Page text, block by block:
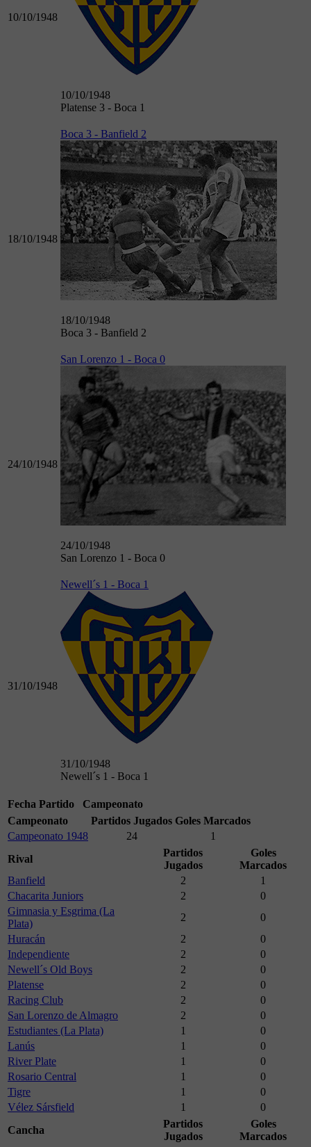
10/10/1948
10/10/1948
Platense 3 - Boca 1
18/10/1948
Boca 3 - Banfield 2
18/10/1948
Boca 3 - Banfield 2
24/10/1948
San Lorenzo 1 - Boca 0
24/10/1948
San Lorenzo 1 - Boca 0
31/10/1948
Newell´s 1 - Boca 1
31/10/1948
Newell´s 1 - Boca 1
Fecha Partido
Campeonato
Campeonato
Partidos Jugados Goles Marcados
Campeonato 1948
24
1
Rival
Partidos
Jugados
Goles
Marcados
Banfield
2
1
Chacarita Juniors
2
0
Gimnasia y Esgrima (La
Plata)
2
0
Huracán
2
0
Independiente
2
0
Newell´s Old Boys
2
0
Platense
2
0
Racing Club
2
0
San Lorenzo de Almagro
2
0
Estudiantes (La Plata)
1
0
Lanús
1
0
River Plate
1
0
Rosario Central
1
0
Tigre
1
0
Vélez Sársfield
1
0
Cancha
Partidos
Jugados
Goles
Marcados